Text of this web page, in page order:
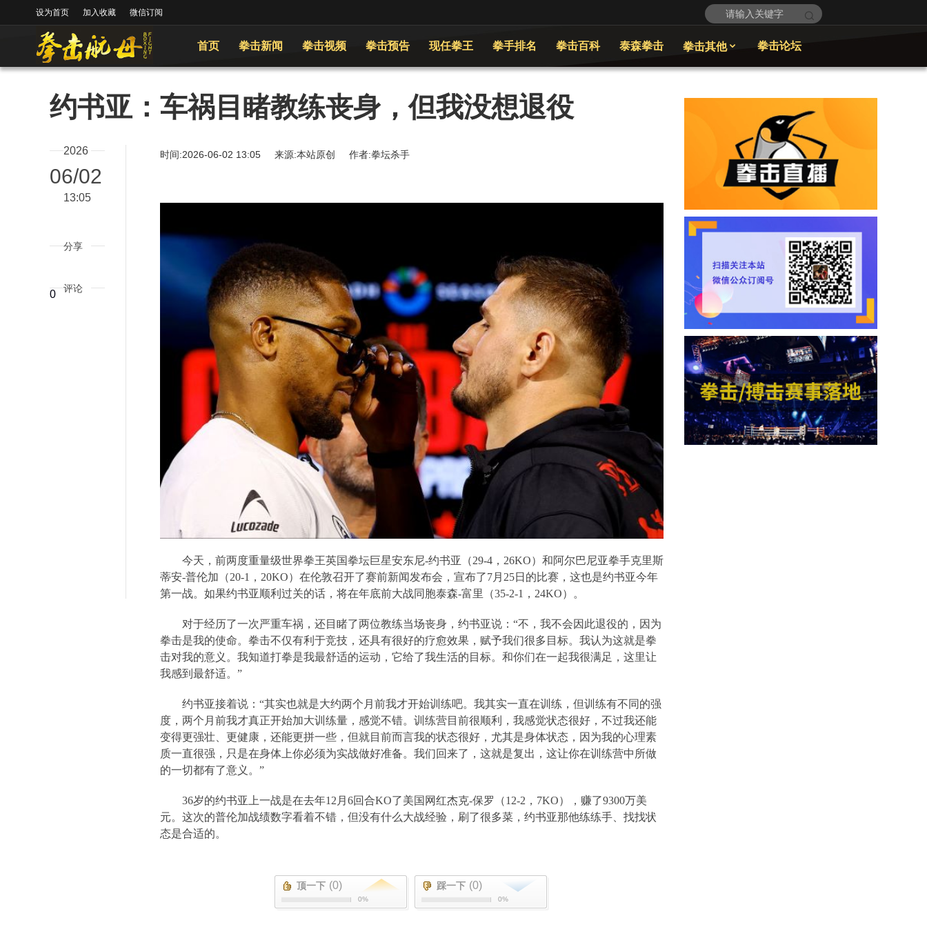
设为首页 加入收藏 微信订阅
首页 拳击新闻 拳击视频 拳击预告 现任拳王 拳手排名 拳击百科 泰森拳击 拳击其他 拳击论坛
约书亚：车祸目睹教练丧身，但我没想退役
2026
06/02
13:05
分享
评论
0
时间:2026-06-02 13:05 来源:本站原创 作者:拳坛杀手
今天，前两度重量级世界拳王英国拳坛巨星安东尼-约书亚（29-4 ， 26KO）和阿尔巴尼亚拳手克里斯
蒂安-普伦加（20-1 ， 20KO）在伦敦召开了赛前新闻发布会，宣布了7月 25日的比赛，这也是约书亚今年
第一战。如果约书亚顺利过关的话，将在年底前大战同胞泰森-富里（35-2-1 ， 24KO）。
对于经历了一次严重车祸，还目睹了两位教练当场丧身，约书亚说：“不，我不会因此退役的，因为
拳击是我的使命。拳击不仅有利于竞技，还具有很好的疗愈效果，赋予我们很多目标。我认为这就是拳
击对我的意义。我知道打拳是我最舒适的运动，它给了我生活的目标。和你们在一起我很满足，这里让
我感到最舒适。 ”
约书亚接着说：“其实也就是大约两个月前我才开始训练吧。我其实一直在训练，但训练有不同的强
度，两个月前我才真正开始加大训练量，感觉不错。训练营目前很顺利，我感觉状态很好，不过我还能
变得更强壮、更健康，还能更拼一些，但就目前而言我的状态很好，尤其是身体状态，因为我的心理素
质一直很强，只是在身体上你必须为实战做好准备。我们回来了，这就是复出，这让你在训练营中所做
的一切都有了意义。”
36岁的约书亚上一战是在去年12 月 6回合KO了美国网红杰克-保罗（12-2 ， 7KO），赚了9300万美
元。这次的普伦加战绩数字看着不错，但没有什么大战经验，刷了很多菜，约书亚那他练练手、找找状
态是合适的。
顶一下 (0)
0%
踩一下 (0)
0%